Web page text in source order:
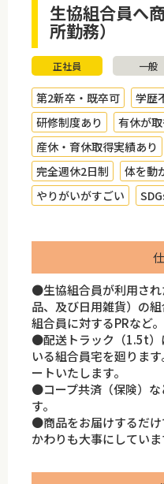
生協組合員へ
所勤務）
正社員 一般
第2新卒・既卒可 学歴
研修制度あり
有休が
産休・育休取得実績あり
完全週休2日制
体を動
やりがいがすごい
●生協組合員が利用さ
品、及び日用雑貨）の
組合員に対するPRなど。
●配送トラック（1.5t）
いる組合員宅を廻りま
ートいたします。
●コープ共済（保険）な
す。
●商品をお届けするだ
かわりも大事にしていま